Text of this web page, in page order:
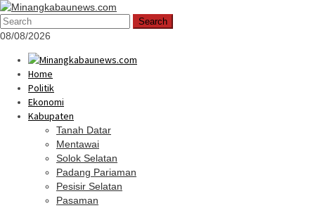
Skip
to
content
Mobile
Menu
Search
08/08/2026
Home
Politik
Ekonomi
Kabupaten
Tanah Datar
Mentawai
Solok Selatan
Padang Pariaman
Pesisir Selatan
Pasaman